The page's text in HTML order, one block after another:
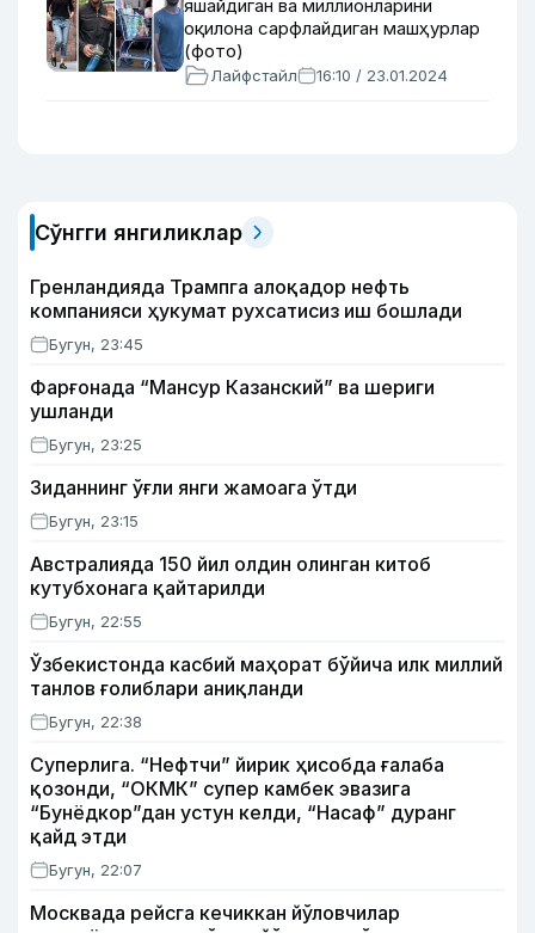
яшайдиган ва миллионларини
оқилона сарфлайдиган машҳурлар
(фото)
Лайфстайл 16:10 / 23.01.2024
Сўнгги янгиликлар
Гренландияда Трампга алоқадор нефть
компанияси ҳукумат рухсатисиз иш бошлади
Бугун, 23:45
Фарғонада “Мансур Казанский” ва шериги
ушланди
Бугун, 23:25
Зиданнинг ўғли янги жамоага ўтди
Бугун, 23:15
Австралияда 150 йил олдин олинган китоб
кутубхонага қайтарилди
Бугун, 22:55
Ўзбекистонда касбий маҳорат бўйича илк миллий
танлов ғолиблари аниқланди
Бугун, 22:38
Суперлига. “Нефтчи” йирик ҳисобда ғалаба
қозонди, “ОКМК” супер камбек эвазига
“Бунёдкор”дан устун келди, “Насаф” дуранг
қайд этди
Бугун, 22:07
Москвада рейсга кечиккан йўловчилар